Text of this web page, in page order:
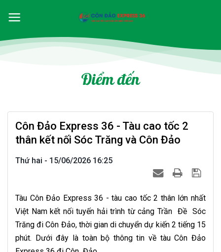
Điểm đến
Côn Đảo Express 36 - Tàu cao tốc 2
thân kết nối Sóc Trăng và Côn Đảo
Thứ hai - 15/06/2026 16:25
Tàu Côn Đảo Express 36 - tàu cao tốc 2 thân lớn nhất
Việt Nam kết nối tuyến hải trình từ cảng Trần Đề Sóc
Trăng đi Côn Đảo, thời gian di chuyển dự kiến 2 tiếng 15
phút. Dưới đây là toàn bộ thông tin về tàu Côn Đảo